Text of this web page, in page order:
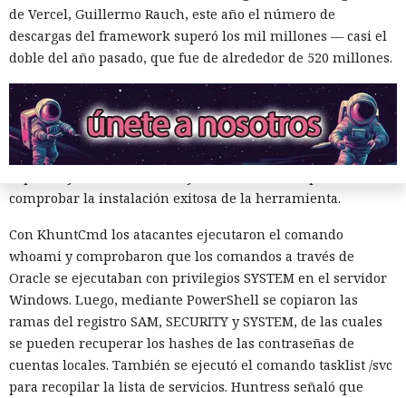
de Vercel, Guillermo Rauch, este año el número de
descargas del framework superó los mil millones — casi el
doble del año pasado, que fue de alrededor de 520 millones.
base, sin alojar archivos en el servidor. Según Huntress, esta
técnica se registra con muy poca frecuencia.
El conjunto incluía varios componentes. KhuntCmd lanzaba
cmd.exe y ejecutaba comandos del sistema operativo
mediante consultas SQL. KhuntHash accedía a la tabla
interna de usuarios de Oracle y escribía nombres de
cuentas y contraseñas en un archivo. KhuntFS permitía
comprobar la instalación exitosa de la herramienta.
Con KhuntCmd los atacantes ejecutaron el comando
whoami y comprobaron que los comandos a través de
Oracle se ejecutaban con privilegios SYSTEM en el servidor
Windows. Luego, mediante PowerShell se copiaron las
ramas del registro SAM, SECURITY y SYSTEM, de las cuales
se pueden recuperar los hashes de las contraseñas de
cuentas locales. También se ejecutó el comando tasklist /svc
para recopilar la lista de servicios. Huntress señaló que